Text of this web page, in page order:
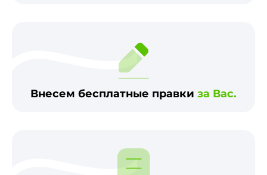
Внесем бесплатные правки за Вас.